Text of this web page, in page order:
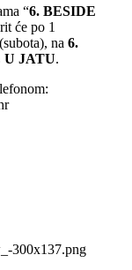
“6. BESIDE
će po 1
na6.
U JATU.
300x137.png